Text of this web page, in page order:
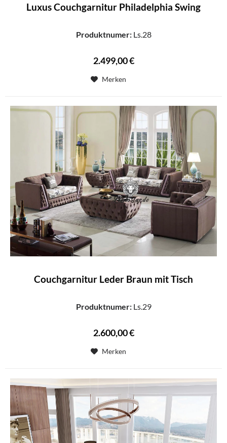
Luxus Couchgarnitur Philadelphia Swing
Produktnumer:Ls.28
2.499,00 €
Merken
Couchgarnitur Leder Braun mit Tisch
Produktnumer:Ls.29
2.600,00 €
Merken